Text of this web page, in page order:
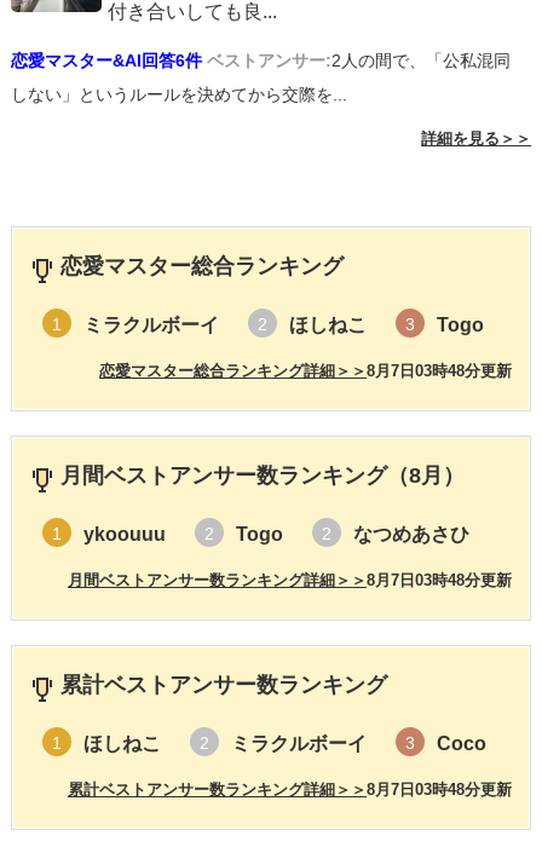
付き合いしても良 ...
恋愛マスター&AI回答6件 ベストアンサー:2人の間で、「公私混同
しない」というルールを決めてから交際を...
詳細を見る＞＞
恋愛マスター総合ランキング
1 ミラクルボーイ 2 ほしねこ 3 Togo
8月7日03時48分更新
恋愛マスター総合ランキング詳細＞＞
月間ベストアンサー数ランキング（8月）
1 ykoouuu 2 Togo 2 なつめあさひ
8月7日03時48分更新
月間ベストアンサー数ランキング詳細＞＞
累計ベストアンサー数ランキング
1 ほしねこ 2 ミラクルボーイ 3 Coco
8月7日03時48分更新
累計ベストアンサー数ランキング詳細＞＞